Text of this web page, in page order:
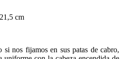
cm
nos fijamos en sus patas de cabro,